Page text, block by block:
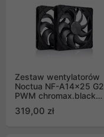
Zestaw wentylatorów
Noctua NF-A14x25 G2
PWM chromax.black
Push Pull (2szt)
319,00 zł